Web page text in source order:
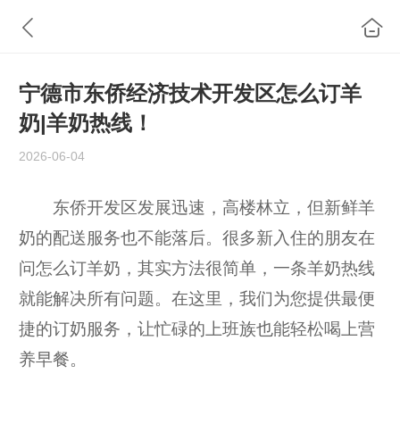
宁德市东侨经济技术开发区怎么订羊
奶|羊奶热线！
2026-06-04
东侨开发区发展迅速，高楼林立，但新鲜羊
奶的配送服务也不能落后。很多新入住的朋友在
问怎么订羊奶，其实方法很简单，一条羊奶热线
就能解决所有问题。在这里，我们为您提供最便
捷的订奶服务，让忙碌的上班族也能轻松喝上营
养早餐。